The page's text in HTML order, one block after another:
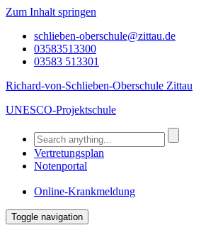
Zum Inhalt springen
schlieben-oberschule@zittau.de
03583513300
03583 513301
Richard-von-Schlieben-Oberschule Zittau
UNESCO-Projektschule
Vertretungsplan
Notenportal
Online-Krankmeldung
Toggle navigation